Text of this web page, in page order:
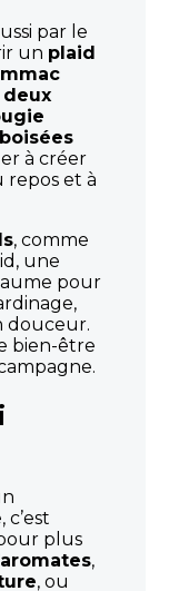
par le
un plaid
à créer
repos et à
, comme
une
pour
douceur.
bien-être
plus
,
, ou